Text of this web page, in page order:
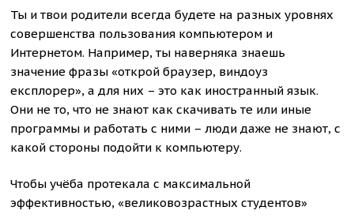
Ты и твои родители всегда будете на разных уровнях
совершенства пользования компьютером и
Интернетом. Например, ты наверняка знаешь
значение фразы «открой браузер, виндоуз
експлорер», а для них – это как иностранный язык.
Они не то, что не знают как скачивать те или иные
программы и работать с ними – люди даже не знают, с
какой стороны подойти к компьютеру.
Чтобы учёба протекала с максимальной
эффективностью, «великовозрастных студентов»